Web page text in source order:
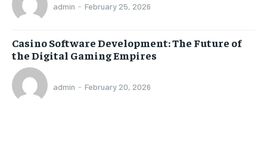
admin - February 25, 2026
Casino Software Development: The Future of
the Digital Gaming Empires
admin - February 20, 2026